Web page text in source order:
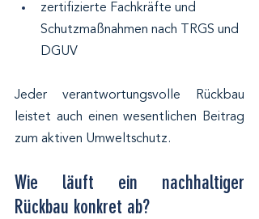
zertifizierte Fachkräfte und
Schutzmaßnahmen nach TRGS und
DGUV
Jeder verantwortungsvolle Rückbau
leistet auch einen wesentlichen Beitrag
zum aktiven Umweltschutz.
Wie läuft ein nachhaltiger
Rückbau konkret ab?